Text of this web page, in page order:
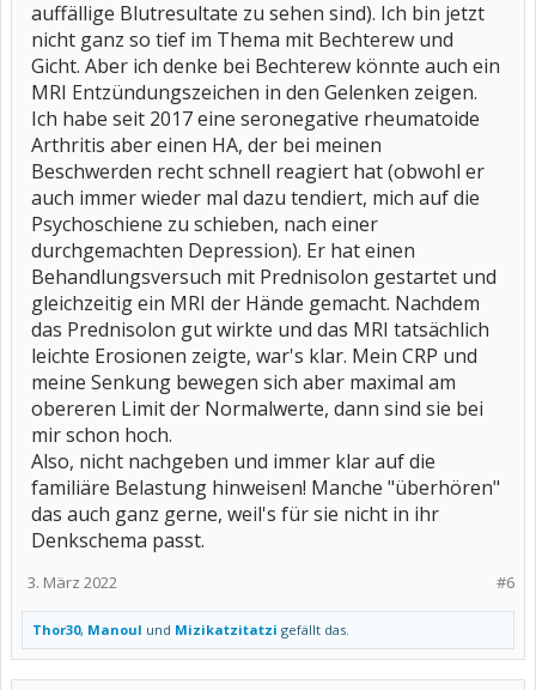
auffällige Blutresultate zu sehen sind). Ich bin jetzt
nicht ganz so tief im Thema mit Bechterew und
Gicht. Aber ich denke bei Bechterew könnte auch ein
MRI Entzündungszeichen in den Gelenken zeigen.
Ich habe seit 2017 eine seronegative rheumatoide
Arthritis aber einen HA, der bei meinen
Beschwerden recht schnell reagiert hat (obwohl er
auch immer wieder mal dazu tendiert, mich auf die
Psychoschiene zu schieben, nach einer
durchgemachten Depression). Er hat einen
Behandlungsversuch mit Prednisolon gestartet und
gleichzeitig ein MRI der Hände gemacht. Nachdem
das Prednisolon gut wirkte und das MRI tatsächlich
leichte Erosionen zeigte, war's klar. Mein CRP und
meine Senkung bewegen sich aber maximal am
obereren Limit der Normalwerte, dann sind sie bei
mir schon hoch.
Also, nicht nachgeben und immer klar auf die
familiäre Belastung hinweisen! Manche "überhören"
das auch ganz gerne, weil's für sie nicht in ihr
Denkschema passt.
#6
3. März 2022
Thor30, Manoul und Mizikatzitatzi gefällt das.